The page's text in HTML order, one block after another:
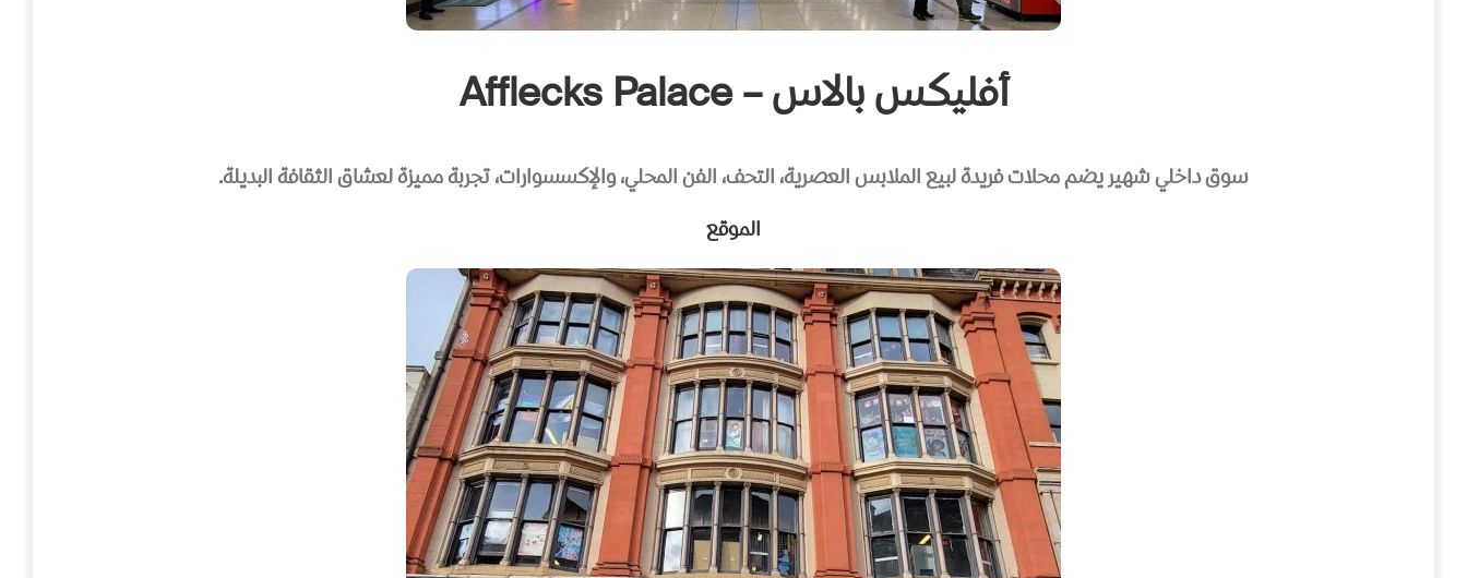
أفليكس بالاس – Afflecks Palace
سوق داخلي شهير يضم محلات فريدة لبيع الملابس العصرية، التحف، الفن المحلي، والإكسسوارات، تجربة مميزة لعشاق الثقافة البديلة.
الموقع